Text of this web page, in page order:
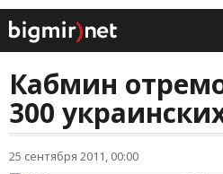
Кабмин
300
25 сентября 2011, 00:00